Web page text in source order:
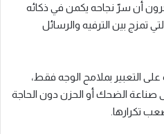
أن سرّ نجاحه يكمن في ذكائه
تمزج بين الترفيه والرسائل
على التعبير بملامح الوجه فقط،
الضحك أو الحزن دون الحاجة
تكرارها.